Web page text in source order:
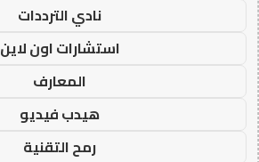
نادي الترددات
استشارات اون لاين
المعارف
هيدب فيديو
رمح التقنية